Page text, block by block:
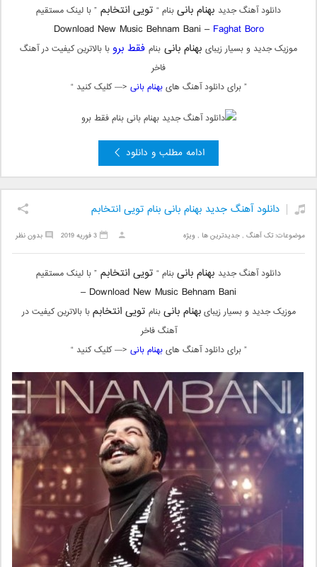
دانلود آهنگ جدید بهنام بانیبنام “ تویی انتخابم ” با لینک مستقیم
Download New Music Behnam Bani – Faghat Boro
موزیک جدید و بسیار زیبای بهنام بانی بنام فقط بروبا بالاترین کیفیت در آهنگ
فاخر
” برای دانلود آهنگ هایبهنام بانی <— کلیک کنید “
ادامه مطلب و دانلود
دانلود آهنگ جدید بهنام بانی بنام تویی انتخابم
موضوعات:تک آهنگ ,جدیدترین ها ,ویژه بدون نظر 3 فوریه 2019
دانلود آهنگ جدید بهنام بانیبنام “ تویی انتخابم ” با لینک مستقیم
Download New Music Behnam Bani –
موزیک جدید و بسیار زیبایبهنام بانیبنام تویی انتخابمبا بالاترین کیفیت در
آهنگ فاخر
” برای دانلود آهنگ هایبهنام بانی <— کلیک کنید “